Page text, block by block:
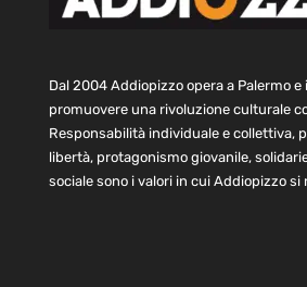
Dal 2004 Addiopizzo opera a Palermo e
promuovere una rivoluzione culturale
Responsabilità individuale e collettiva,
libertà, protagonismo giovanile,
sociale sono i valori in cui Addiopizzo si